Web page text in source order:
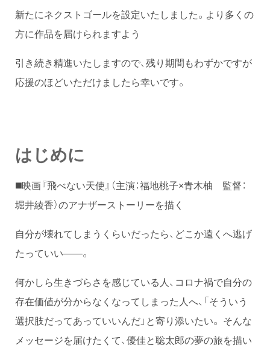
新たにネクストゴールを設定いたしました。より多くの
方に作品を届けられますよう
引き続き精進いたしますので、残り期間もわずかですが
応援のほどいただけましたら幸いです。
はじめに
◼️映画『飛べない天使』（主演：福地桃子×青木柚 監督：
堀井綾香）のアナザーストーリーを描く
自分が壊れてしまうくらいだったら、どこか遠くへ逃げ
たっていい——。
何かしら生きづらさを感じている人、コロナ禍で自分の
存在価値が分からなくなってしまった人へ、「そういう
選択肢だってあっていいんだ」と寄り添いたい。 そんな
メッセージを届けたくて、優佳と聡太郎の夢の旅を描い